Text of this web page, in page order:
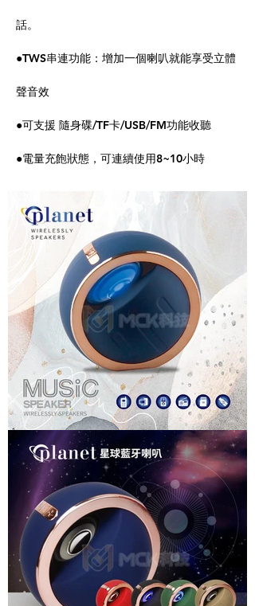
話。
●TWS串連功能：增加一個喇叭就能享受立體
聲音效
●可支援 隨身碟/TF卡/USB/FM功能收聽
●電量充飽狀態，可連續使用8~10小時